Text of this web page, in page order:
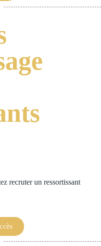
recruter un ressortissant